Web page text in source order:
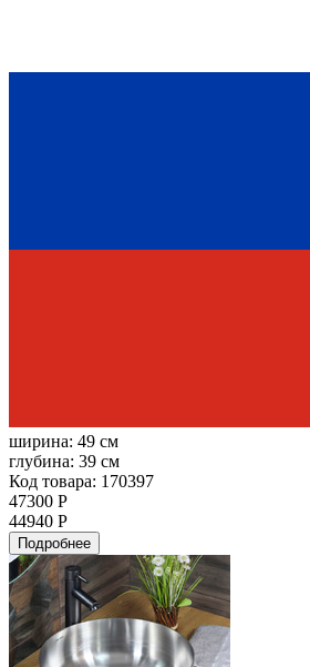
ширина: 49 см
глубина: 39 см
Код товара: 170397
47300 Р
44940 Р
Подробнее